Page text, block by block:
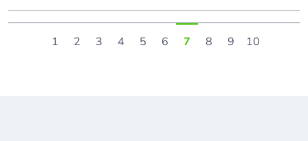
1 2 3 4 5 6 7 8 9 10